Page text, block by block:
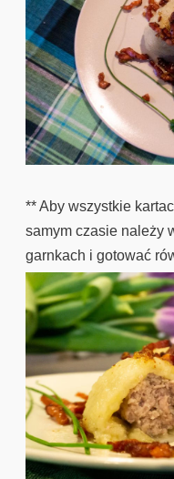
** Aby wszystkie
samym czasie należy
garnkach i gotować